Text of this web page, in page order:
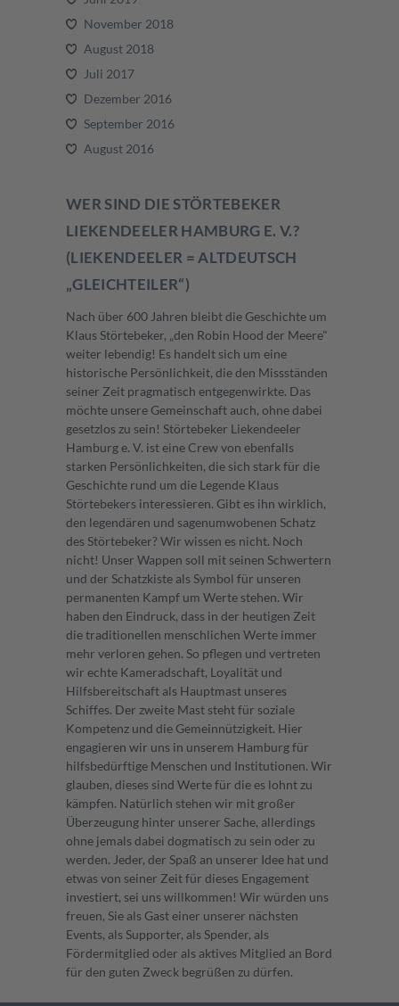
November 2018
August 2018
Juli 2017
Dezember 2016
September 2016
August 2016
WER SIND DIE STÖRTEBEKER
LIEKENDEELER HAMBURG E. V.?
(LIEKENDEELER = ALTDEUTSCH
„GLEICHTEILER“)
Nach über 600 Jahren bleibt die Geschichte um
Klaus Störtebeker, „den Robin Hood der Meere"
weiter lebendig! Es handelt sich um eine
historische Persönlichkeit, die den Missständen
seiner Zeit pragmatisch entgegenwirkte. Das
möchte unsere Gemeinschaft auch, ohne dabei
gesetzlos zu sein! Störtebeker Liekendeeler
Hamburg e. V. ist eine Crew von ebenfalls
starken Persönlichkeiten, die sich stark für die
Geschichte rund um die Legende Klaus
Störtebekers interessieren. Gibt es ihn wirklich,
den legendären und sagenumwobenen Schatz
des Störtebeker? Wir wissen es nicht. Noch
nicht! Unser Wappen soll mit seinen Schwertern
und der Schatzkiste als Symbol für unseren
permanenten Kampf um Werte stehen. Wir
haben den Eindruck, dass in der heutigen Zeit
die traditionellen menschlichen Werte immer
mehr verloren gehen. So pflegen und vertreten
wir echte Kameradschaft, Loyalität und
Hilfsbereitschaft als Hauptmast unseres
Schiffes. Der zweite Mast steht für soziale
Kompetenz und die Gemeinnützigkeit. Hier
engagieren wir uns in unserem Hamburg für
hilfsbedürftige Menschen und Institutionen. Wir
glauben, dieses sind Werte für die es lohnt zu
kämpfen. Natürlich stehen wir mit großer
Überzeugung hinter unserer Sache, allerdings
ohne jemals dabei dogmatisch zu sein oder zu
werden. Jeder, der Spaß an unserer Idee hat und
etwas von seiner Zeit für dieses Engagement
investiert, sei uns willkommen! Wir würden uns
freuen, Sie als Gast einer unserer nächsten
Events, als Supporter, als Spender, als
Fördermitglied oder als aktives Mitglied an Bord
für den guten Zweck begrüßen zu dürfen.